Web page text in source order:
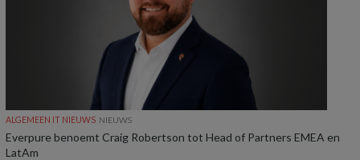
ALGEMEEN IT NIEUWS NIEUWS
Everpure benoemt Craig Robertson tot Head of Partners EMEA en
LatAm